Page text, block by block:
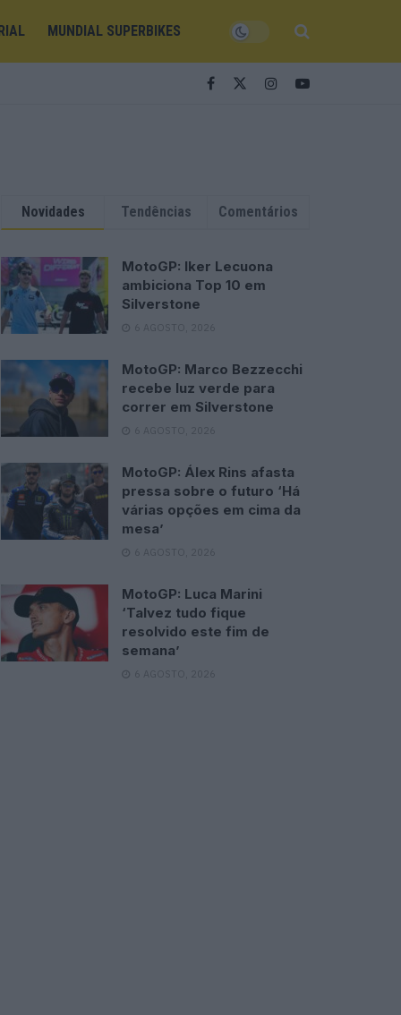
MUNDIAL SUPERBIKES
Novidades Tendências Comentários
MotoGP: Iker Lecuona
ambiciona Top 10 em
Silverstone
6 AGOSTO, 2026
MotoGP: Marco Bezzecchi
recebe luz verde para
correr em Silverstone
6 AGOSTO, 2026
MotoGP: Álex Rins afasta
pressa sobre o futuro ‘Há
várias opções em cima da
mesa’
6 AGOSTO, 2026
MotoGP: Luca Marini
‘Talvez tudo fique
resolvido este fim de
semana’
6 AGOSTO, 2026